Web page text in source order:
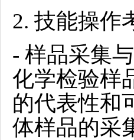
2. 技能操作
- 样品采集
化学检验样
的代表性和
体样品的采